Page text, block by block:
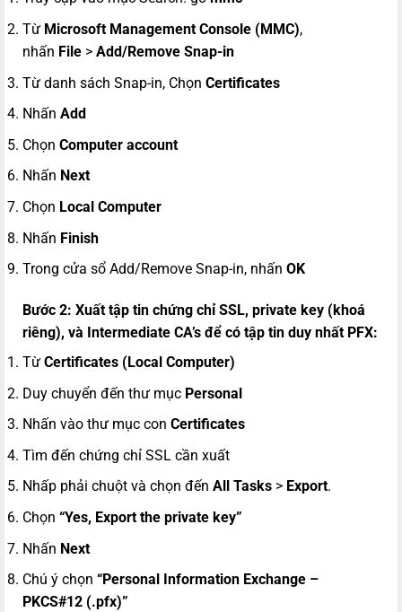
Từ Microsoft Management Console (MMC),
nhấn File > Add/Remove Snap-in
Từ danh sách Snap-in, Chọn Certificates
Nhấn Add
Chọn Computer account
Nhấn Next
Chọn Local Computer
Nhấn Finish
Trong cửa sổ Add/Remove Snap-in, nhấn OK
Bước 2: Xuất tập tin chứng chỉ SSL, private key (khoá
riêng), và Intermediate CA’s để có tập tin duy nhất PFX:
Từ Certificates (Local Computer)
Duy chuyển đến thư mục Personal
Nhấn vào thư mục con Certificates
Tìm đến chứng chỉ SSL cần xuất
Nhấp phải chuột và chọn đến All Tasks > Export.
Chọn “Yes, Export the private key”
Nhấn Next
Chú ý chọn “Personal Information Exchange –
PKCS#12 (.pfx)”